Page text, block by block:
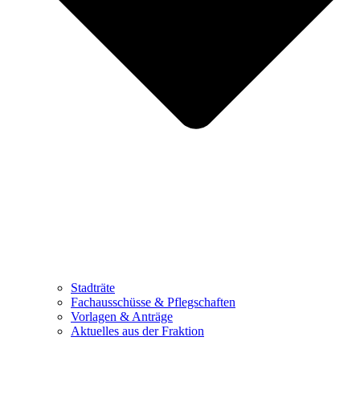
Stadträte
Fachausschüsse & Pflegschaften
Vorlagen & Anträge
Aktuelles aus der Fraktion